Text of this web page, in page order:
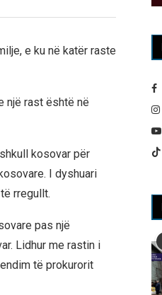
e ku në katër raste
një rast është në
kosovar për
I dyshuari
rregullt.
pas një
Lidhur me rastin i
të prokurorit